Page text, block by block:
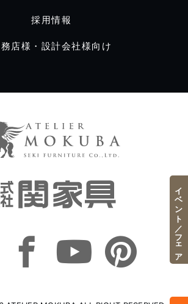
採用情報
店様・設計会社様向け
イベント／フェア